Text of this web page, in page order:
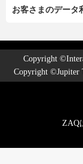
お客さまのデータ
Copyright
Copyright ©Jupiter
ZAQ